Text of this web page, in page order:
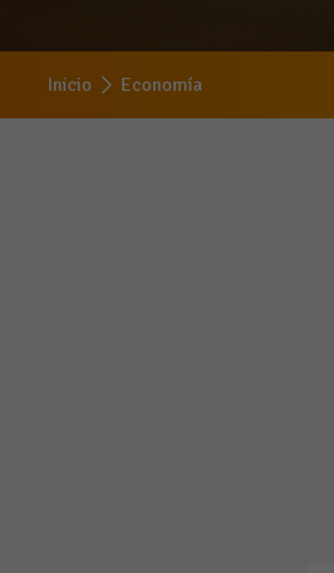
Inicio Economía